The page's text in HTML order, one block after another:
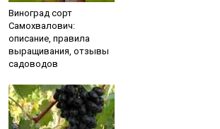
Виноград сорт
Самохвалович:
описание, правила
выращивания, отзывы
садоводов